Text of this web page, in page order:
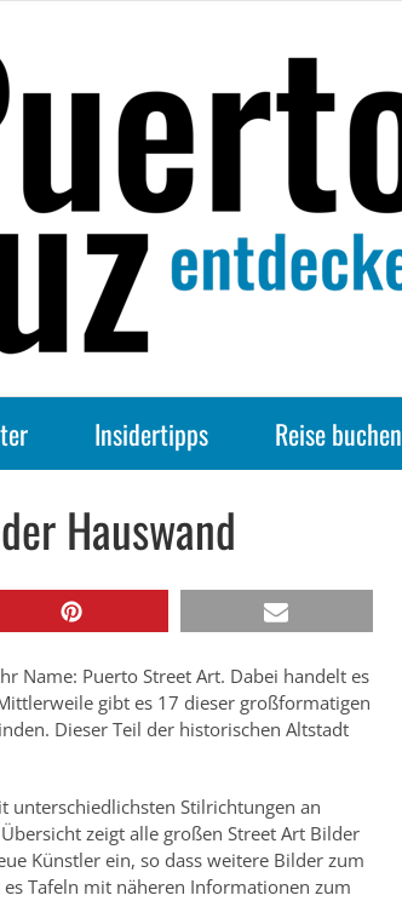
Insidertipps Reise buchen
Hauswand
2
Name: Puerto Street Art. Dabei handelt es
gibt es 17 dieser großformatigen
Dieser Teil der historischen Altstadt
unterschiedlichsten Stilrichtungen an
zeigt alle großen Street Art Bilder
Künstler ein, so dass weitere Bilder zum
Tafeln mit näheren Informationen zum